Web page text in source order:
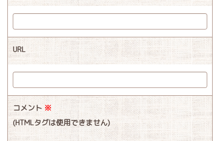
URL
コメント※
(HTMLタグは使用できません)